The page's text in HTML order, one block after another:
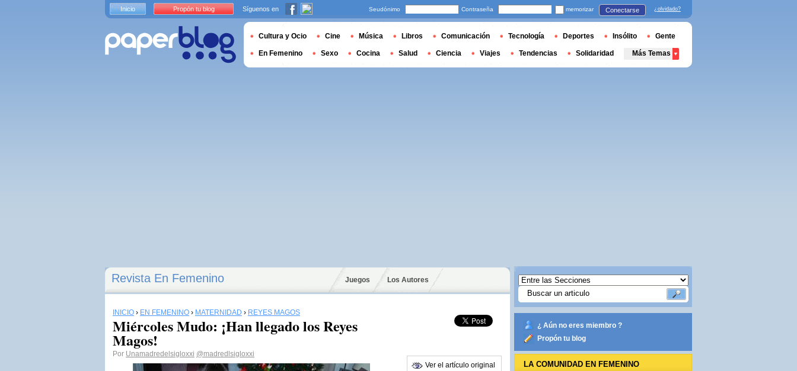
Revista En Femenino Juegos Los Autores
INICIO › EN FEMENINO › MATERNIDAD › REYES MAGOS
Miércoles Mudo: ¡Han llegado los Reyes
Magos!
Por Unamadredelsigloxxi @madredlsigloxxi
Ver el artículo original
¿ Aún no eres miembro ?
Propón tu blog
LA COMUNIDAD EN FEMENINO
Inicio Propón tu blog Síguenos en Seudónimo Contraseña memorizar Conectarse ¿olvidado?
Cultura y Ocio Cine Música Libros Comunicación Tecnología Deportes Insólito Gente
En Femenino Sexo Cocina Salud Ciencia Viajes Tendencias Solidaridad Más Temas